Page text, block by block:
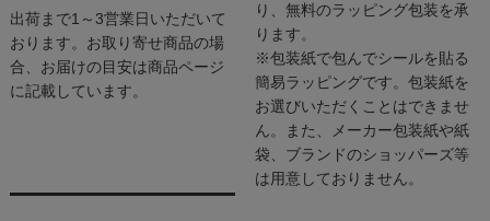
出荷まで1～3営業日いただいて
おります。お取り寄せ商品の場
合、お届けの目安は商品ページ
に記載しています。
り、無料のラッピング包装を承
ります。
※包装紙で包んでシールを貼る
簡易ラッピングです。包装紙を
お選びいただくことはできませ
ん。また、メーカー包装紙や紙
袋、ブランドのショッパーズ等
は用意しておりません。